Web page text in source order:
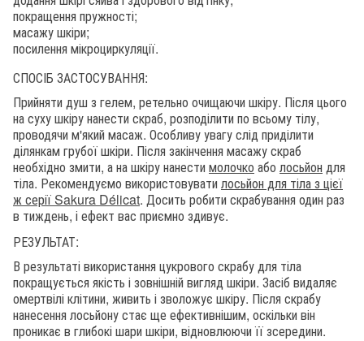
покращення пружності;
масажу шкіри;
посилення мікроциркуляції.
СПОСІБ ЗАСТОСУВАННЯ:
Прийняти душ з гелем, ретельно очищаючи шкіру. Після цього
на суху шкіру нанести скраб, розподілити по всьому тілу,
проводячи м'який масаж. Особливу увагу слід приділити
ділянкам грубої шкіри. Після закінчення масажу скраб
необхідно змити, а на шкіру нанести молочко або лосьйон для
тіла. Рекомендуємо використовувати лосьйон для тіла з цієї
ж серії Sakura Délicat. Досить робити скрабування один раз
в тиждень, і ефект вас приємно здивує.
РЕЗУЛЬТАТ:
В результаті використання цукрового скрабу для тіла
покращується якість і зовнішній вигляд шкіри. Засіб видаляє
омертвілі клітини, живить і зволожує шкіру. Після скрабу
нанесення лосьйону стає ще ефективнішим, оскільки він
проникає в глибокі шари шкіри, відновлюючи її зсередини.